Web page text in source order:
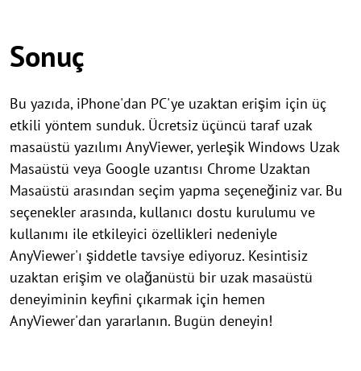
Sonuç
Bu yazıda, iPhone'dan PC'ye uzaktan erişim için üç
etkili yöntem sunduk. Ücretsiz üçüncü taraf uzak
masaüstü yazılımı AnyViewer, yerleşik Windows Uzak
Masaüstü veya Google uzantısı Chrome Uzaktan
Masaüstü arasından seçim yapma seçeneğiniz var. Bu
seçenekler arasında, kullanıcı dostu kurulumu ve
kullanımı ile etkileyici özellikleri nedeniyle
AnyViewer'ı şiddetle tavsiye ediyoruz. Kesintisiz
uzaktan erişim ve olağanüstü bir uzak masaüstü
deneyiminin keyfini çıkarmak için hemen
AnyViewer'dan yararlanın. Bugün deneyin!